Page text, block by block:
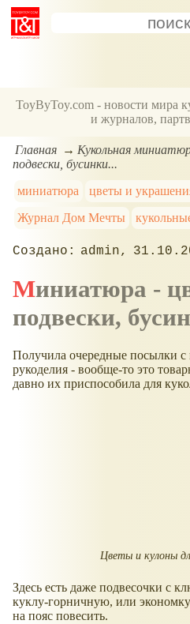
ToyByToy.com - новости мира
и журналов,
Главная Кукольная
подвески, бусинки...
миниатюра
цветы и
Журнал Дом Мечты
admin
Миниатюра - цветы,
подвески,
Получила очередные посылки с
рукоделия - вообще-то это
давно их приспособила для
Цветы и кулоны
Здесь есть даже подвесочки с
куклу-горничную, или
на пояс повесить.